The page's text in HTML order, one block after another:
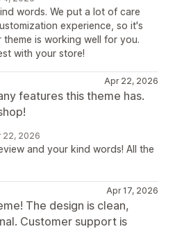
words. We put a lot of care
experience, so it's
is working well for you.
with your store!
Apr 22, 2026
features this theme has.
22, 2026
and your kind words! All the
Apr 17, 2026
The design is clean,
Customer support is